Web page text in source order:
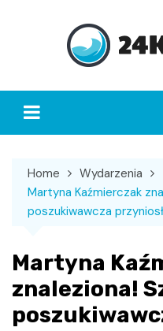
Home
Wydarzenia
Martyna Kaźmierczak
poszukiwawcza
Martyna
znaleziona!